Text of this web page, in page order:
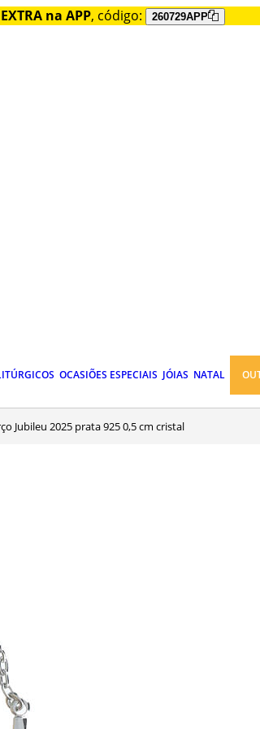
na APP, código: 260729APP
OCASIÕES ESPECIAIS JÓIAS NATAL
Jubileu 2025 prata 925 0,5 cm cristal